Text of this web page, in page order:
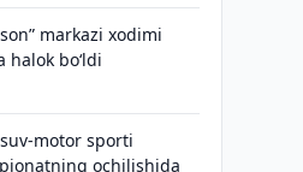
markazi xodimi
halok bo‘ldi
motor sporti
ochilishida